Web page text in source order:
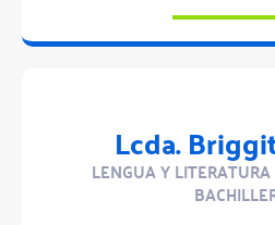
Lcda.
LENGUA Y